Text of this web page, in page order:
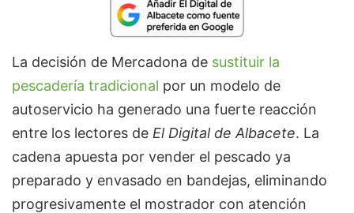
La decisión de Mercadona de sustituir la
pescadería tradicional por un modelo de
autoservicio ha generado una fuerte reacción
entre los lectores de El Digital de Albacete. La
cadena apuesta por vender el pescado ya
preparado y envasado en bandejas, eliminando
progresivamente el mostrador con atención